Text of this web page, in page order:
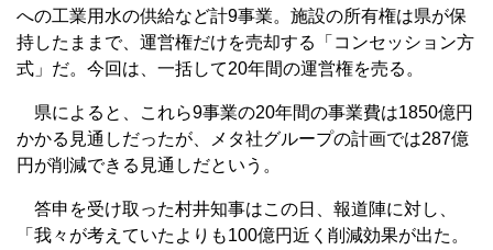
への工業用水の供給など計9事業。施設の所有権は県が保
持したままで、運営権だけを売却する「コンセッション方
式」だ。今回は、一括して20年間の運営権を売る。
県によると、これら9事業の20年間の事業費は1850億円
かかる見通しだったが、メタ社グループの計画では287億
円が削減できる見通しだという。
答申を受け取った村井知事はこの日、報道陣に対し、
「我々が考えていたよりも100億円近く削減効果が出た。